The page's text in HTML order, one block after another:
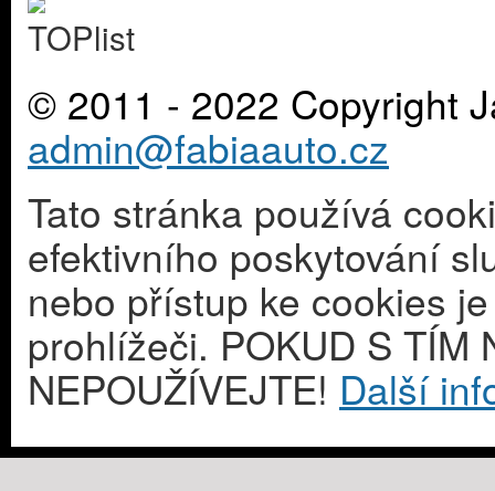
© 2011 - 2022 Copyright
admin@fabiaauto.cz
Tato stránka používá
efektivního poskytování
nebo přístup ke cookies
prohlížeči. POKUD S TÍM
NEPOUŽÍVEJTE! Další